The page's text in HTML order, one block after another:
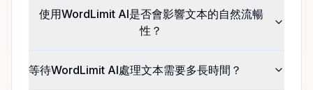
使用WordLimit AI是否會影響文本的自然流暢
性？
等待WordLimit AI處理文本需要多長時間？